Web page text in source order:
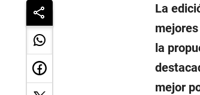
La
la
mejor